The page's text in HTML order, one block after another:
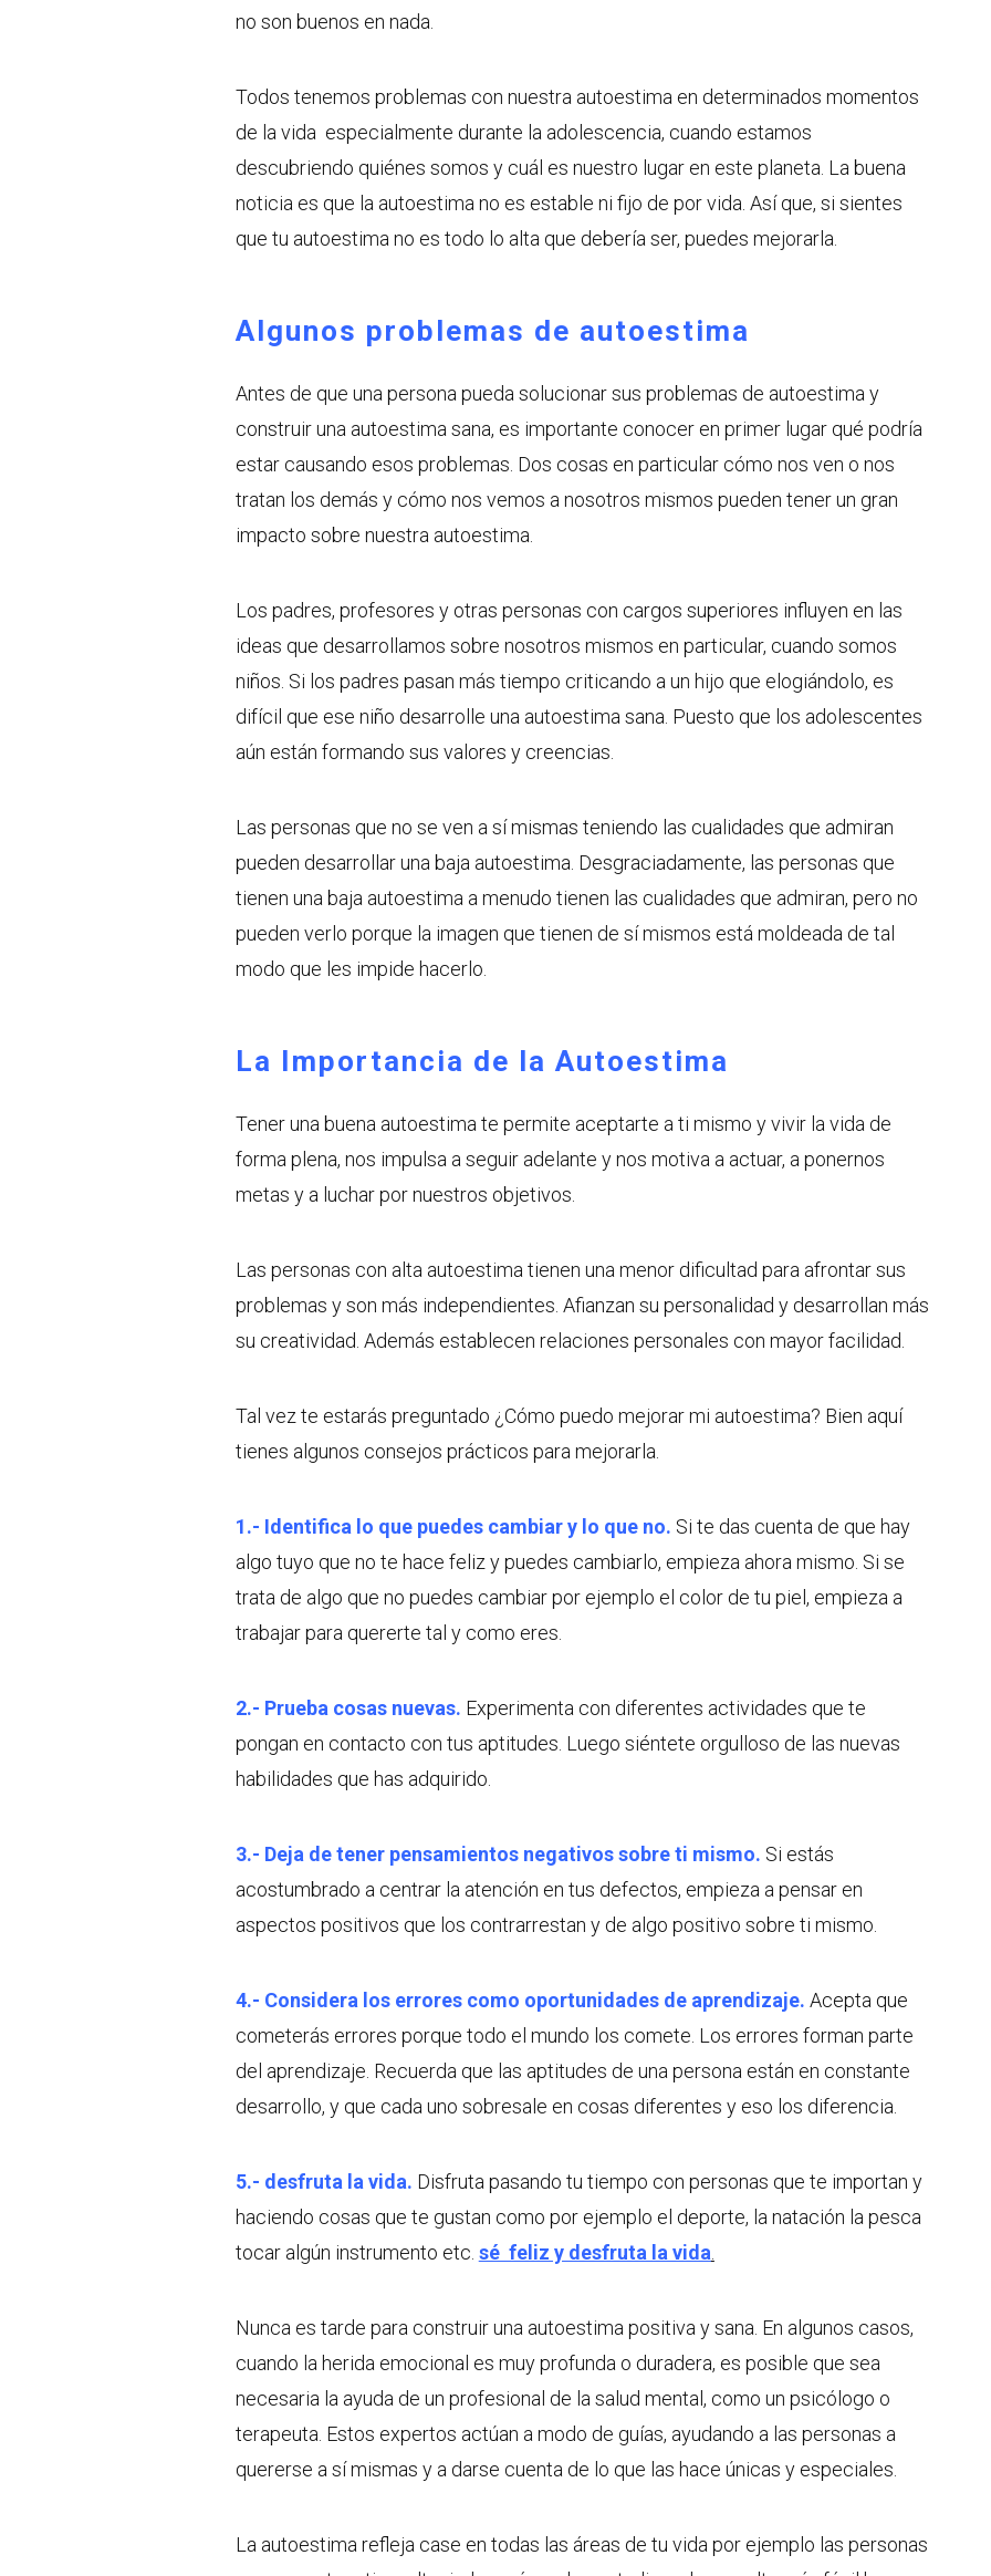
no son buenos en nada.
Todos tenemos problemas con nuestra autoestima en determinados momentos
de la vida especialmente durante la adolescencia, cuando estamos
descubriendo quiénes somos y cuál es nuestro lugar en este planeta. La buena
noticia es que la autoestima no es estable ni fijo de por vida. Así que, si sientes
que tu autoestima no es todo lo alta que debería ser, puedes mejorarla.
Algunos problemas de autoestima
Antes de que una persona pueda solucionar sus problemas de autoestima y
construir una autoestima sana, es importante conocer en primer lugar qué podría
estar causando esos problemas. Dos cosas en particular cómo nos ven o nos
tratan los demás y cómo nos vemos a nosotros mismos pueden tener un gran
impacto sobre nuestra autoestima.
Los padres, profesores y otras personas con cargos superiores influyen en las
ideas que desarrollamos sobre nosotros mismos en particular, cuando somos
niños. Si los padres pasan más tiempo criticando a un hijo que elogiándolo, es
difícil que ese niño desarrolle una autoestima sana. Puesto que los adolescentes
aún están formando sus valores y creencias.
Las personas que no se ven a sí mismas teniendo las cualidades que admiran
pueden desarrollar una baja autoestima. Desgraciadamente, las personas que
tienen una baja autoestima a menudo tienen las cualidades que admiran, pero no
pueden verlo porque la imagen que tienen de sí mismos está moldeada de tal
modo que les impide hacerlo.
La Importancia de la Autoestima
Tener una buena autoestima te permite aceptarte a ti mismo y vivir la vida de
forma plena, nos impulsa a seguir adelante y nos motiva a actuar, a ponernos
metas y a luchar por nuestros objetivos.
Las personas con alta autoestima tienen una menor dificultad para afrontar sus
problemas y son más independientes. Afianzan su personalidad y desarrollan más
su creatividad. Además establecen relaciones personales con mayor facilidad.
Tal vez te estarás preguntado ¿Cómo puedo mejorar mi autoestima? Bien aquí
tienes algunos consejos prácticos para mejorarla.
1.- Identifica lo que puedes cambiar y lo que no. Si te das cuenta de que hay
algo tuyo que no te hace feliz y puedes cambiarlo, empieza ahora mismo. Si se
trata de algo que no puedes cambiar por ejemplo el color de tu piel, empieza a
trabajar para quererte tal y como eres.
2.- Prueba cosas nuevas. Experimenta con diferentes actividades que te
pongan en contacto con tus aptitudes. Luego siéntete orgulloso de las nuevas
habilidades que has adquirido.
3.- Deja de tener pensamientos negativos sobre ti mismo. Si estás
acostumbrado a centrar la atención en tus defectos, empieza a pensar en
aspectos positivos que los contrarrestan y de algo positivo sobre ti mismo.
4.- Considera los errores como oportunidades de aprendizaje. Acepta que
cometerás errores porque todo el mundo los comete. Los errores forman parte
del aprendizaje. Recuerda que las aptitudes de una persona están en constante
desarrollo, y que cada uno sobresale en cosas diferentes y eso los diferencia.
5.- desfruta la vida. Disfruta pasando tu tiempo con personas que te importan y
haciendo cosas que te gustan como por ejemplo el deporte, la natación la pesca
tocar algún instrumento etc. sé feliz y desfruta la vida.
Nunca es tarde para construir una autoestima positiva y sana. En algunos casos,
cuando la herida emocional es muy profunda o duradera, es posible que sea
necesaria la ayuda de un profesional de la salud mental, como un psicólogo o
terapeuta. Estos expertos actúan a modo de guías, ayudando a las personas a
quererse a sí mismas y a darse cuenta de lo que las hace únicas y especiales.
La autoestima refleja case en todas las áreas de tu vida por ejemplo las personas